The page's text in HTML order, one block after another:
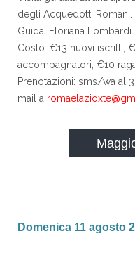
degli Acquedotti Romani.
Guida: Floriana Lombardi.
Costo: €13 nuovi iscritti;
accompagnatori; €10
Prenotazioni: sms/wa al
mail a
Domenica 11 agosto